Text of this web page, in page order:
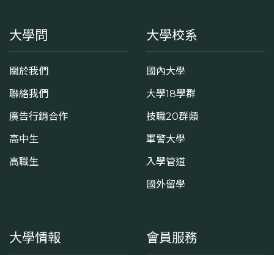
大學問
關於我們
聯絡我們
廣告行銷合作
高中生
高職生
大學校系
國內大學
大學18學群
技職20群類
軍警大學
入學管道
國外留學
大學情報 會員服務